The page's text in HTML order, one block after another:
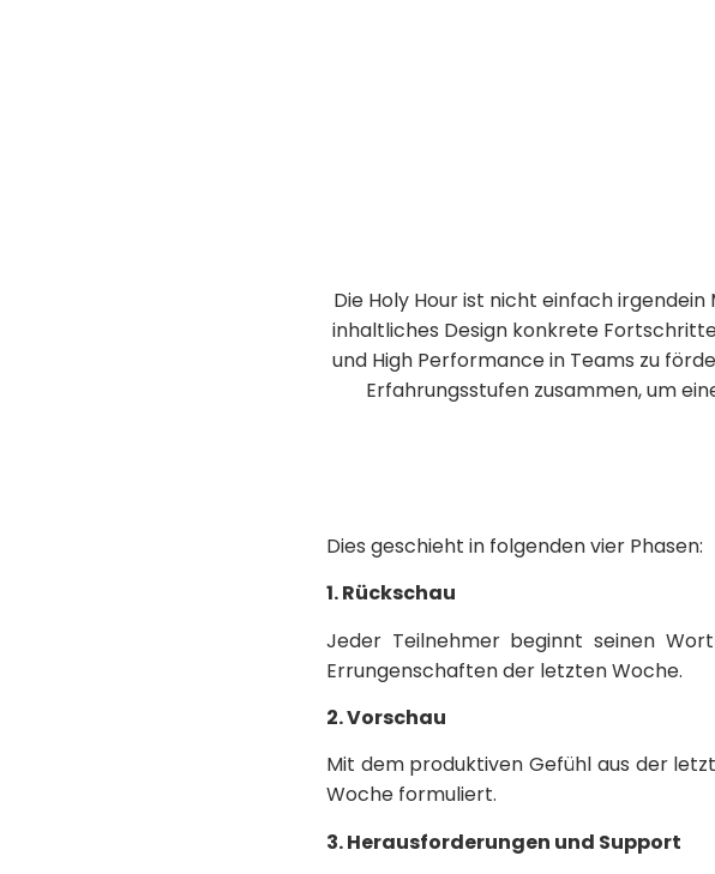
Die Holy Hour ist nicht einfach
inhaltliches Design konkrete
und High Performance in Teams zu
Erfahrungsstufen zusammen, um
Dies geschieht in folgenden vier Phasen:
1. Rückschau
Jeder Teilnehmer beginnt seinen
Errungenschaften der letzten Woche.
2. Vorschau
Mit dem produktiven Gefühl aus der
Woche formuliert.
3. Herausforderungen und Support